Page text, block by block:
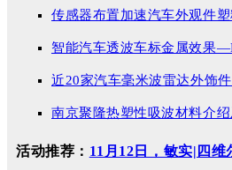
传感器布置加速汽车外观件
智能汽车透波车标金属效果
近20家汽车毫米波雷达外饰
南京聚隆热塑性吸波材料介
活动推荐： 11月12日，敏实|四